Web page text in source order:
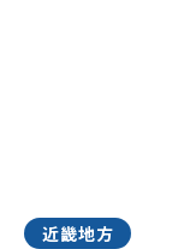
近畿地方